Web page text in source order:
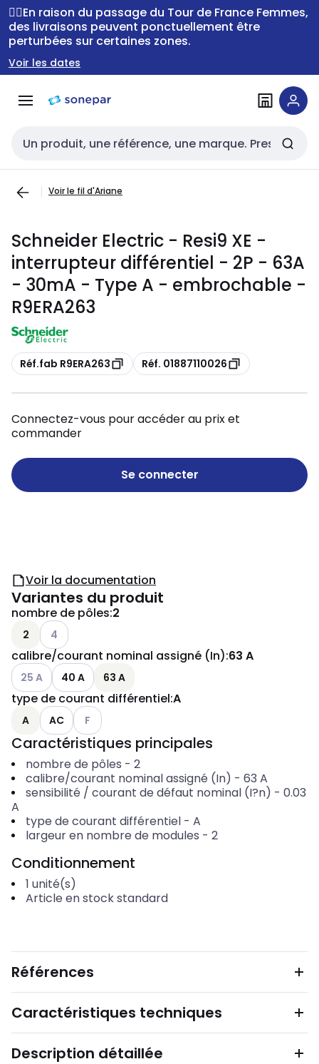
Passer à la
navigation
Passer
au
contenu
🚴‍♂️En raison du passage du Tour de France Femmes,
des livraisons peuvent ponctuellement être
perturbées sur certaines zones.
Voir les dates
Entrée de recherche
Voir le fil d'Ariane
Schneider Electric - Resi9 XE -
interrupteur différentiel - 2P - 63A
- 30mA - Type A - embrochable -
R9ERA263
Copie
Réf.fab R9ERA263 Copie
Réf. 01887110026
Connectez-vous pour accéder au prix et
commander
Se connecter
Voir la documentation
Variantes du produit
nombre de pôles:2
2 Voir les options disponibles
4
calibre/courant nominal assigné (In):63 A
Voir les options disponibles
25 A 40 A 63 A
type de courant différentiel:A
A AC Voir les options disponibles
F
Caractéristiques principales
nombre de pôles - 2
calibre/courant nominal assigné (In) - 63 A
sensibilité / courant de défaut nominal (I?n) - 0.03
A
type de courant différentiel- A
largeur en nombre de modules - 2
Conditionnement
1 unité(s)
Article en stock standard
Références
Caractéristiques techniques
Description détaillée